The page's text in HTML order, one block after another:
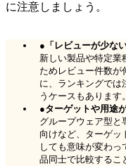
に注意しましょう。
●「レビューが少な
新しい製品や特定業
ためレビュー件数が
に、ランキングでは
うケースもあります。
●ターゲットや用途
グループウェア型と
向けなど、ターゲッ
しても意味が変わっ
品同士で比較するこ